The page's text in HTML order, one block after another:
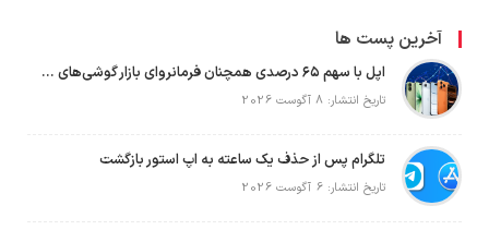
آخرین پست ها
اپل با سهم ۶۵ درصدی همچنان فرمانروای بازار گوشی‌های پریمیوم جهان است
تاریخ انتشار: 8 آگوست 2026
تلگرام پس از حذف یک ساعته به اپ استور بازگشت
تاریخ انتشار: 6 آگوست 2026